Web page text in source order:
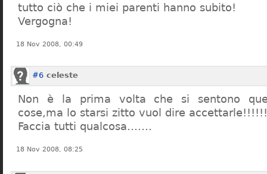
tutto ciò che i miei parenti hanno subito!
Vergogna!
18 Nov 2008, 00:49
#6 celeste
Non è la prima volta che si sentono
cose,ma lo starsi zitto vuol dire accettarle!!!!!!
Faccia tutti qualcosa…….
18 Nov 2008, 08:25